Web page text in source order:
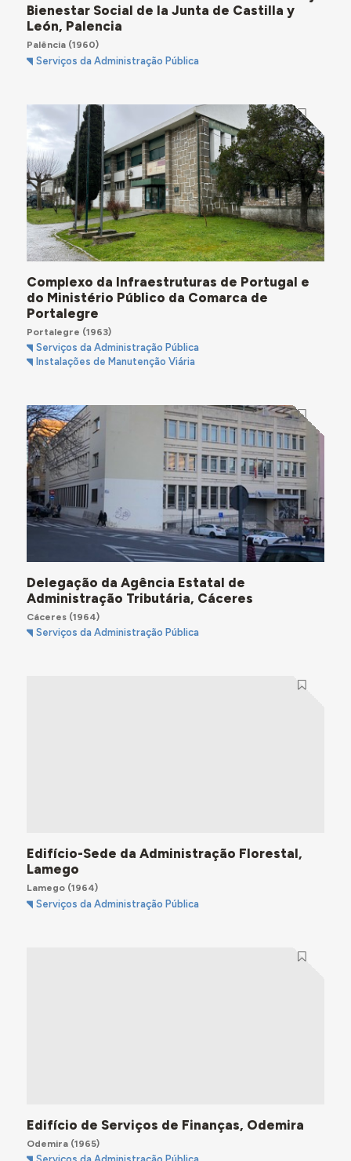
Bienestar Social de la Junta de Castilla y
León, Palencia
Palência (1960)
Serviços da Administração Pública
Complexo da Infraestruturas de Portugal e
do Ministério Público da Comarca de
Portalegre
Portalegre (1963)
Serviços da Administração Pública
Instalações de Manutenção Viária
Delegação da Agência Estatal de
Administração Tributária, Cáceres
Cáceres(1964)
Serviços da Administração Pública
Edifício-Sede da Administração Florestal,
Lamego
Lamego(1964)
Serviços da Administração Pública
Edifício de Serviços de Finanças, Odemira
Odemira(1965)